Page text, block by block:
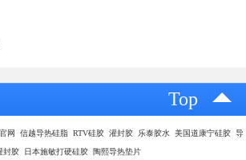
Top
网 信越导热硅脂 RTV硅胶 灌封胶 乐泰胶水 美国道康宁硅胶 导
封胶 日本施敏打硬硅胶 陶熙导热垫片